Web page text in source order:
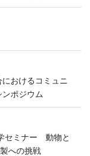
おけるコミュニ
ポジウム
セミナー 動物と
への挑戦